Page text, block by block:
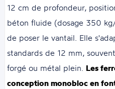
12 cm de profondeur,
béton fluide (dosage 350
de poser le vantail. Elle
standards de 12 mm,
forgé ou métal plein. Les
conception monobloc en